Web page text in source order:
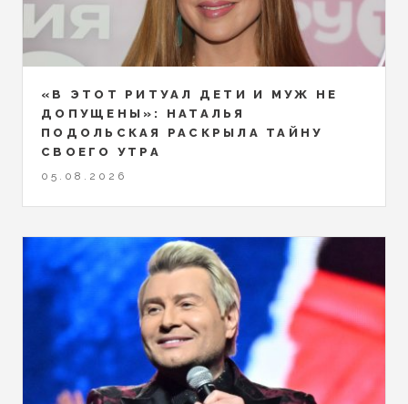
«В ЭТОТ РИТУАЛ ДЕТИ И МУЖ НЕ
ДОПУЩЕНЫ»: НАТАЛЬЯ
ПОДОЛЬСКАЯ РАСКРЫЛА ТАЙНУ
СВОЕГО УТРА
05.08.2026